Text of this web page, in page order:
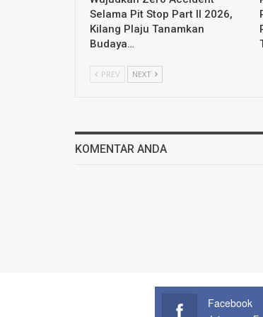
Selama Pit Stop Part II 2026,
Kilang Plaju Tanamkan
Budaya…
PREV NEXT
KOMENTAR ANDA
Facebook